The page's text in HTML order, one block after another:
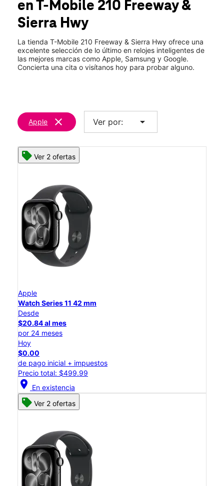
Vie.: 10:00 a.m. a 8:00 p.m.
16923 Sierra Lakes Prkwy Ste 111 Fontana, CA 92336
en T-Mobile 210 Freeway &
Sierra Hwy
La tienda T-Mobile 210 Freeway & Sierra Hwy ofrece una
excelente selección de lo último en relojes inteligentes de
las mejores marcas como Apple, Samsung y Google.
Concierta una cita o visítanos hoy para probar alguno.
Apple clear Ver por: arrow_drop_down
Ver 2 ofertas
Apple
Watch Series 11 42 mm
Desde
$20.84 al mes
por 24 meses
Hoy
$0.00
de pago inicial + impuestos
Precio total: $499.99
location_on En existencia
Ver 2 ofertas